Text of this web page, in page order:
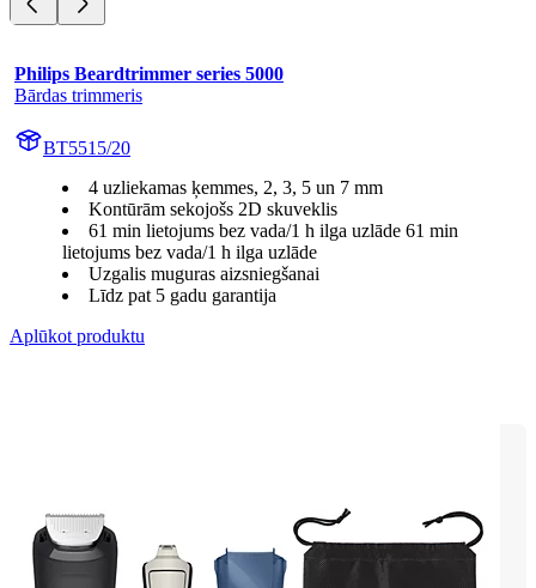
Philips Beardtrimmer series 5000
Bārdas trimmeris
BT5515/20
4 uzliekamas ķemmes, 2, 3, 5 un 7 mm
Kontūrām sekojošs 2D skuveklis
61 min lietojums bez vada/1 h ilga uzlāde 61 min
lietojums bez vada/1 h ilga uzlāde
Uzgalis muguras aizsniegšanai
Līdz pat 5 gadu garantija
Aplūkot produktu